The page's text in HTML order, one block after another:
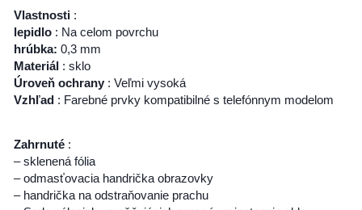
Vlastnosti :
lepidlo : Na celom povrchu
hrúbka: 0,3 mm
Materiál : sklo
Úroveň ochrany : Veľmi vysoká
Vzhľad : Farebné prvky kompatibilné s telefónnym modelom
Zahrnuté :
– sklenená fólia
– odmasťovacia handrička obrazovky
– handrička na odstraňovanie prachu